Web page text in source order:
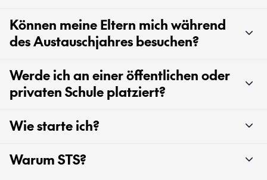
Können meine Eltern mich während
des Austauschjahres besuchen?
Werde ich an einer öffentlichen oder
privaten Schule platziert?
Wie starte ich?
Warum STS?